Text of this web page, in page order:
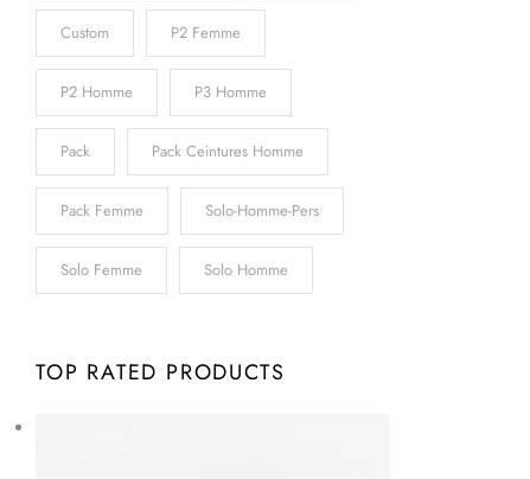
Custom P2 Femme
P2 Homme P3 Homme
Pack Pack Ceintures Homme
Pack Femme Solo-Homme-Pers
Solo Femme Solo Homme
TOP RATED PRODUCTS